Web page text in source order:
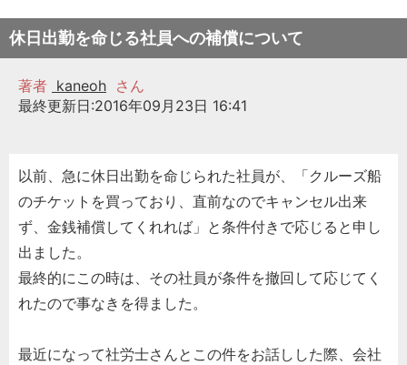
休日出勤を命じる社員への補償について
著者 kaneoh さん
最終更新日:2016年09月23日 16:41
以前、急に休日出勤を命じられた社員が、「クルーズ船
のチケットを買っており、直前なのでキャンセル出来
ず、金銭補償してくれれば」と条件付きで応じると申し
出ました。
最終的にこの時は、その社員が条件を撤回して応じてく
れたので事なきを得ました。
最近になって社労士さんとこの件をお話しした際、会社